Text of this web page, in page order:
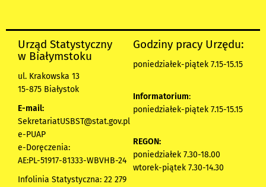
Urząd Statystyczny
w Białymstoku
ul. Krakowska 13
15-875 Białystok
E-mail:
SekretariatUSBST@stat.gov.pl
e-PUAP
e-Doręczenia:
AE:PL-51917-81333-WBVHB-24
Infolinia Statystyczna: 22 279
Godziny pracy Urzędu:
poniedziałek-piątek 7.15-15.15
Informatorium:
poniedziałek-piątek 7.15-15.15
REGON:
poniedziałek 7.30-18.00
wtorek-piątek 7.30-14.30